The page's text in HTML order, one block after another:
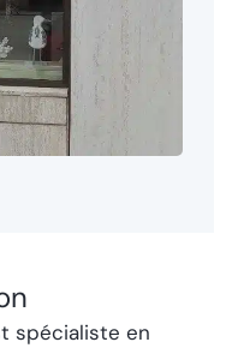
spécialiste en